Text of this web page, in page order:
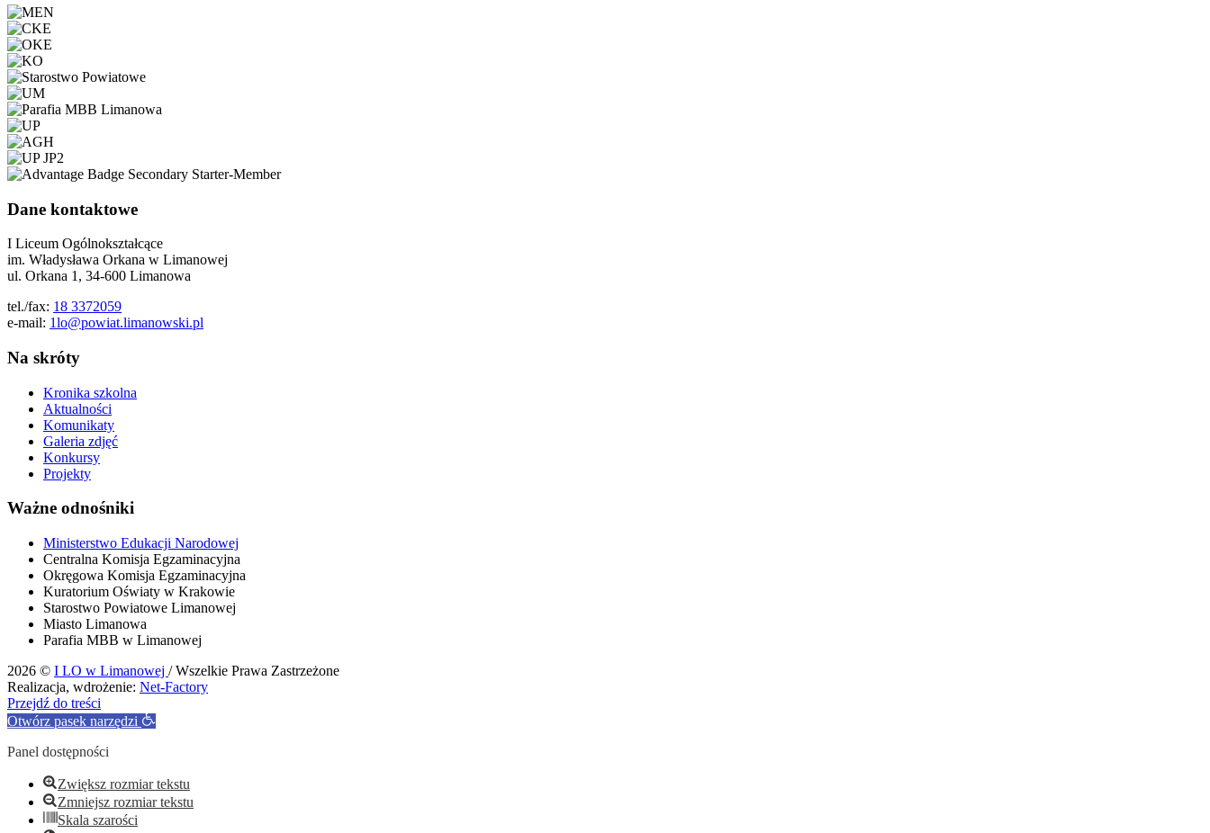
Dane kontaktowe
I Liceum Ogólnokształcące
im. Władysława Orkana w Limanowej
ul. Orkana 1, 34-600 Limanowa
tel./fax: 18 3372059
e-mail: 1lo@powiat.limanowski.pl
Na skróty
Kronika szkolna
Aktualności
Komunikaty
Galeria zdjęć
Konkursy
Projekty
Ważne odnośniki
Ministerstwo Edukacji Narodowej
Centralna Komisja Egzaminacyjna
Okręgowa Komisja Egzaminacyjna
Kuratorium Oświaty w Krakowie
Starostwo Powiatowe Limanowej
Miasto Limanowa
Parafia MBB w Limanowej
2026 © I LO w Limanowej / Wszelkie Prawa Zastrzeżone
Realizacja, wdrożenie: Net-Factory
Przejdź do treści
Otwórz pasek narzędzi
Panel dostępności
Zwiększ rozmiar tekstu
Zmniejsz rozmiar tekstu
Skala szarości